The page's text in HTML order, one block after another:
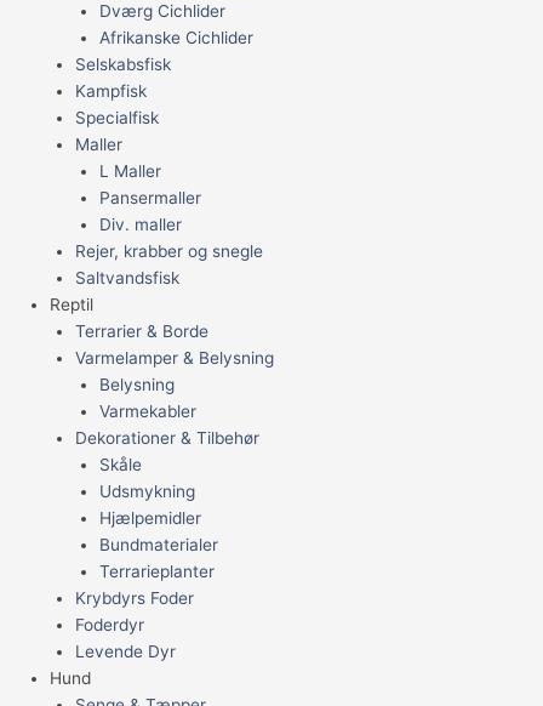
Dværg Cichlider
Afrikanske Cichlider
Selskabsfisk
Kampfisk
Specialfisk
Maller
L Maller
Pansermaller
Div. maller
Rejer, krabber og snegle
Saltvandsfisk
Reptil
Terrarier & Borde
Varmelamper & Belysning
Belysning
Varmekabler
Dekorationer & Tilbehør
Skåle
Udsmykning
Hjælpemidler
Bundmaterialer
Terrarieplanter
Krybdyrs Foder
Foderdyr
Levende Dyr
Hund